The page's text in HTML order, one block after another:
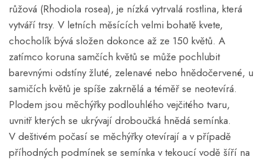
růžová (Rhodiola rosea), je nízká vytrvalá rostlina, která
vytváří trsy. V letních měsících velmi bohatě kvete,
chocholík bývá složen dokonce až ze 150 květů. A
zatímco koruna samčích květů se může pochlubit
barevnými odstíny žluté, zelenavé nebo hnědočervené, u
samičích květů je spíše zakrnělá a téměř se neotevírá.
Plodem jsou měchýřky podlouhlého vejčitého tvaru,
uvnitř kterých se ukrývají droboučká hnědá semínka.
V deštivém počasí se měchýřky otevírají a v případě
příhodných podmínek se semínka v tekoucí vodě šíří na